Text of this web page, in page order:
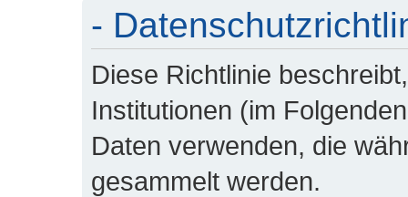
-
Diese Richtlinie
Institutionen (im
Daten verwenden, die
gesammelt werden.